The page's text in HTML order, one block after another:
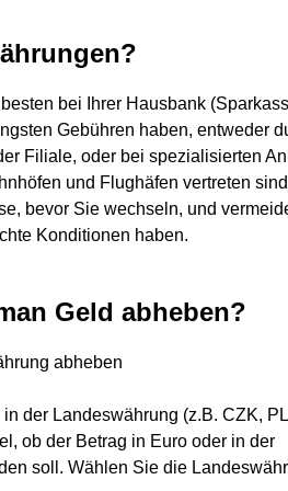
bei Ihrer Hausbank
Gebühren haben, entweder
Filiale, oder bei spezialisierten
und Flughäfen vertreten
bevor Sie wechseln, und
Konditionen haben.
Geld abheben?
abheben
der Landeswährung (z.B. CZK,
ob der Betrag in Euro oder in der
soll. Wählen Sie die